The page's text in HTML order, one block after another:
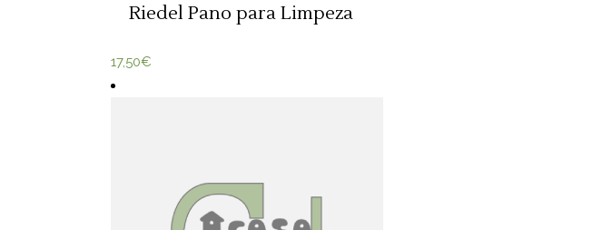
Riedel Pano para Limpeza
17,50€